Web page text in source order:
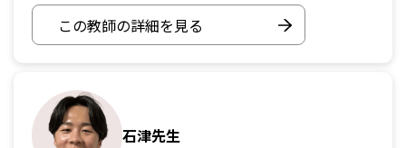
この教師の詳細を見る
石津先生